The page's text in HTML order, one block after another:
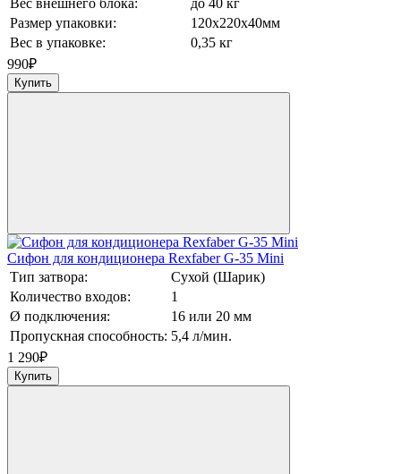
Вес внешнего блока:
до 40 кг
Размер упаковки:
120х220х40мм
Вес в упаковке:
0,35 кг
990₽
Купить
Сифон для кондиционера Rexfaber G-35 Mini
Тип затвора:
Сухой (Шарик)
Количество входов:
1
Ø подключения:
16 или 20 мм
Пропускная способность: 5,4 л/мин.
1 290₽
Купить